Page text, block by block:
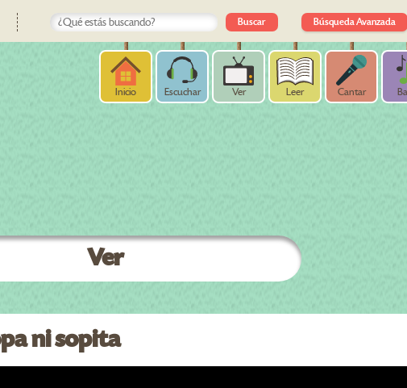
Búsqueda Avanzada
Inicio Escuchar Ver Leer Cantar
Ver
ni sopita